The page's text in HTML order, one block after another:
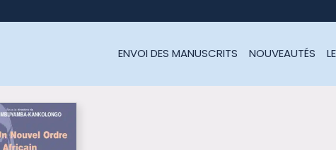
ENVOI DES MANUSCRITS NOUVEAUTÉS